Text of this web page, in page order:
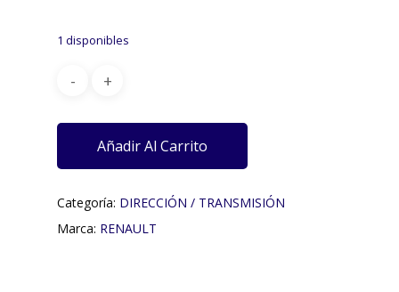
1 disponibles
Añadir Al Carrito
Categoría: DIRECCIÓN / TRANSMISIÓN
Marca: RENAULT